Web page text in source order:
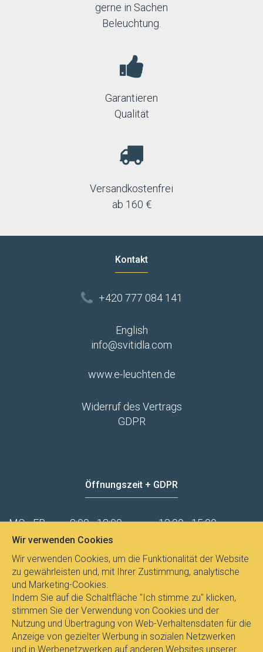
gerne in Sachen
Beleuchtung.
Garantieren
Qualität
Versandkostenfrei
ab 160 €
Kontakt
+420 777 084 141
English
info@svitidla.com
www.e-leuchten.de
Widerruf des Vertrags
GDPR
Öffnungszeit + GDPR
MO - FR 8:00 - 12:00
13:00 - 15:00
Datenschutz
Wir verwenden Cookies
Wir verwenden Cookies, um die Funktionalität der Website
zu gewährleisten und, mit Ihrer Zustimmung, analytische
und Marketing-Cookies.
Indem Sie auf die Schaltfläche "Ich stimme zu" klicken,
stimmen Sie der Verwendung von Cookies und der
Nutzung und Übertragung von Web-Verhaltensdaten für die
Anzeige von gezielter Werbung in sozialen Netzwerken
und in Werbenetzwerken auf anderen Websites unserer